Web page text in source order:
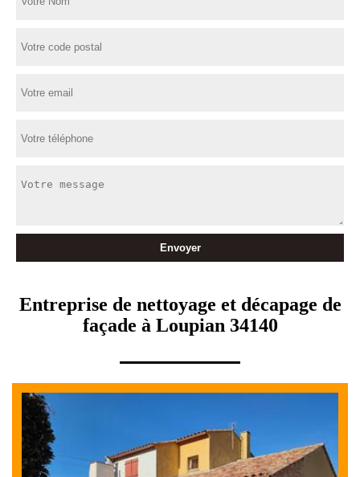
Entreprise de nettoyage et décapage de
façade à Loupian 34140